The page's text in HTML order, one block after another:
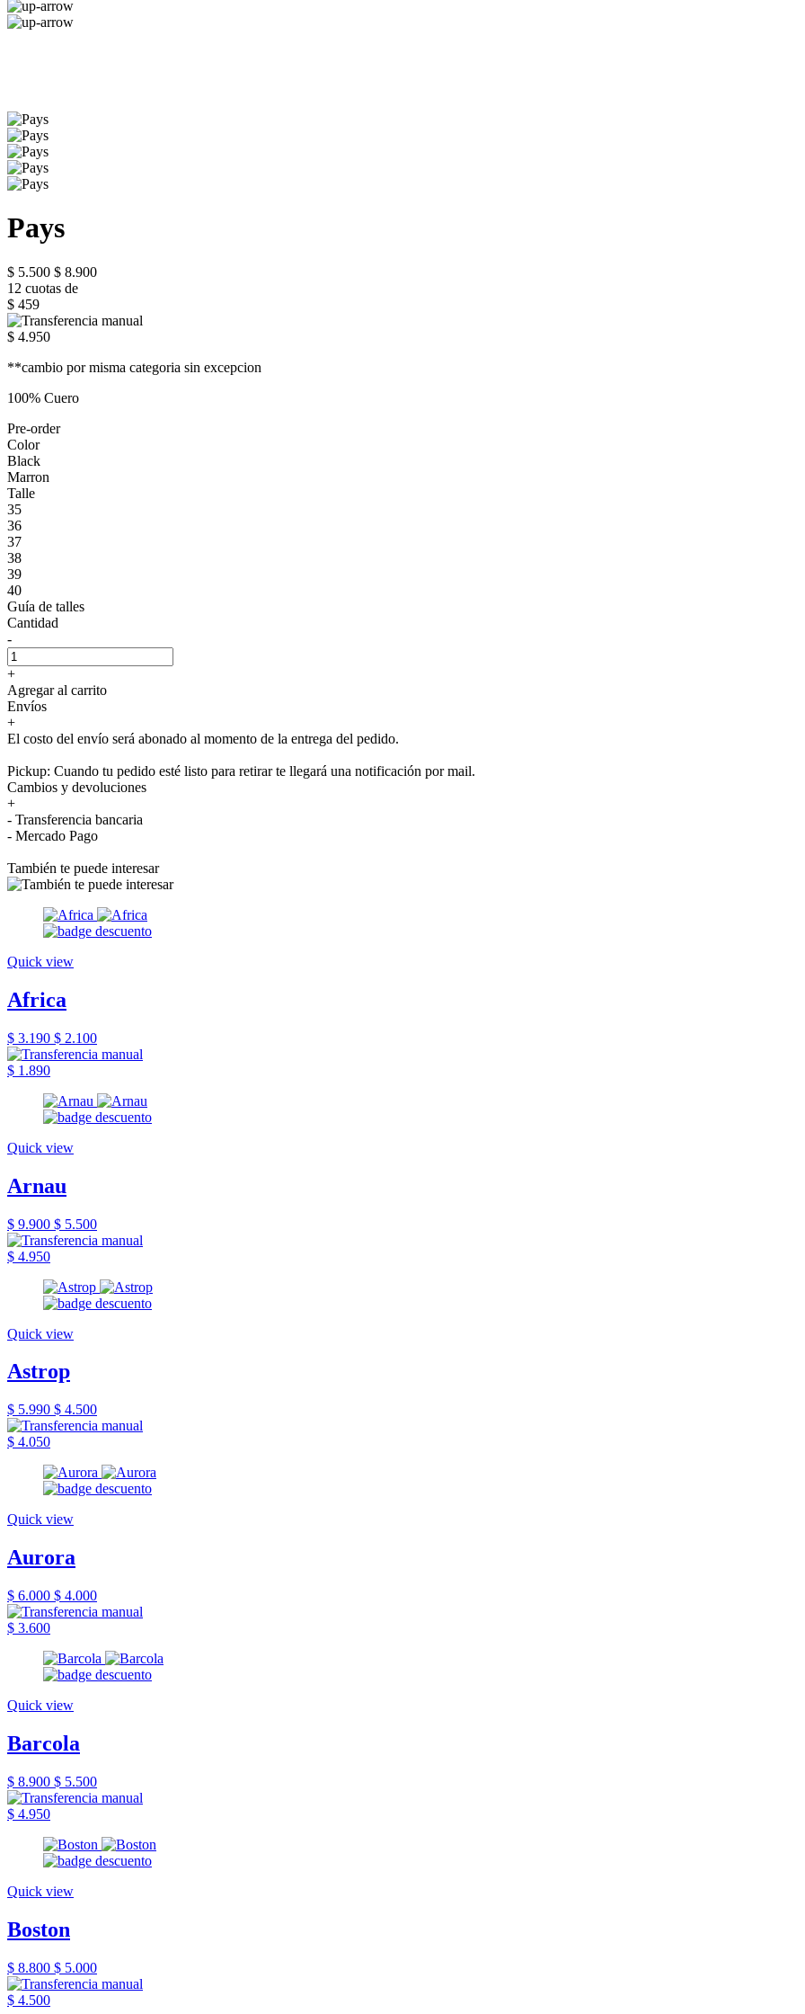
Pays
$ 5.500 $ 8.900
12 cuotas de
$ 459
$ 4.950
**cambio por misma categoria sin excepcion
100% Cuero
Pre-order
Color
Black
Marron
Talle
35
36
37
38
39
40
Guía de talles
Cantidad
-
+
Agregar al carrito
Envíos
+
El costo del envío será abonado al momento de la entrega del pedido.
Pickup: Cuando tu pedido esté listo para retirar te llegará una notificación por mail.
Cambios y devoluciones
+
- Transferencia bancaria
- Mercado Pago
También te puede interesar
Quick view
Africa
$ 3.190 $ 2.100
$ 1.890
Quick view
Arnau
$ 9.900 $ 5.500
$ 4.950
Quick view
Astrop
$ 5.990 $ 4.500
$ 4.050
Quick view
Aurora
$ 6.000 $ 4.000
$ 3.600
Quick view
Barcola
$ 8.900 $ 5.500
$ 4.950
Quick view
Boston
$ 8.800 $ 5.000
$ 4.500